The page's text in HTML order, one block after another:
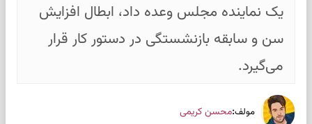
یک نماینده مجلس وعده داد، ابطال افزایش
سن و سابقه بازنشستگی در دستور کار قرار
می‌گیرد.
مولف:محسن کریمی